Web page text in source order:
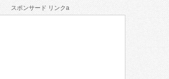
スポンサード リンクa